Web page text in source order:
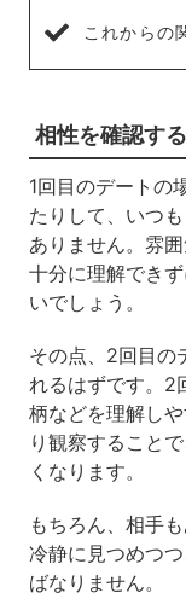
これからの
相性を確認す
1回目のデートの
たりして、いつ
ありません。雰
十分に理解でき
いでしょう。
その点、2回目の
れるはずです。2
柄などを理解し
り観察すること
くなります。
もちろん、相手
冷静に見つめつ
ばなりません。